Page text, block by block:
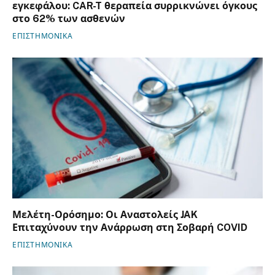
εγκεφάλου: CAR-T θεραπεία συρρικνώνει όγκους
στο 62% των ασθενών
ΕΠΙΣΤΗΜΟΝΙΚΑ
Μελέτη-Ορόσημο: Οι Αναστολείς JAK
Επιταχύνουν την Ανάρρωση στη Σοβαρή COVID
ΕΠΙΣΤΗΜΟΝΙΚΑ